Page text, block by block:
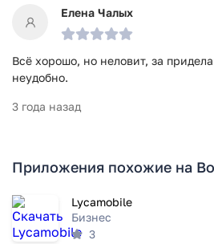
Елена Чалых
Всё хорошо, но неловит, за
неудобно.
3 года назад
Приложения похожие на
Lycamobile
Бизнес
3